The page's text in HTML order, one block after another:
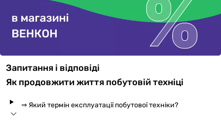
Запитання і відповіді
Як продовжити життя побутовій техніці
⇒ Який термін експлуатації побутової техніки?